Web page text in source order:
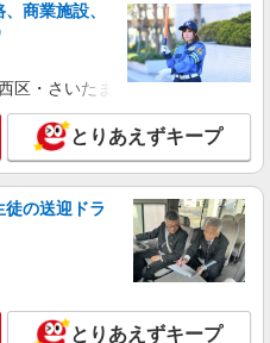
商業施設、
区・さいたま市岩槻区・久喜市・
とりあえずキープ
徒の送迎ドラ
とりあえずキープ